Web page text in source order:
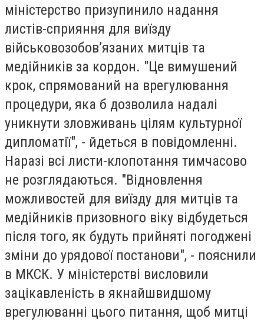
міністерство призупинило надання
листів-сприяння для виїзду
військовозобов’язаних митців та
медійників за кордон. "Це вимушений
крок, спрямований на врегулювання
процедури, яка б дозволила надалі
уникнути зловживань цілям культурної
дипломатії", - йдеться в повідомленні.
Наразі всі листи-клопотання тимчасово
не розглядаються. "Відновлення
можливостей для виїзду для митців та
медійників призовного віку відбудеться
після того, як будуть прийняті погоджені
зміни до урядової постанови", - пояснили
в МКСК. У міністерстві висловили
зацікавленість в якнайшвидшому
врегулюванні цього питання, щоб митці